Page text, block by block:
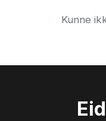
Kunne